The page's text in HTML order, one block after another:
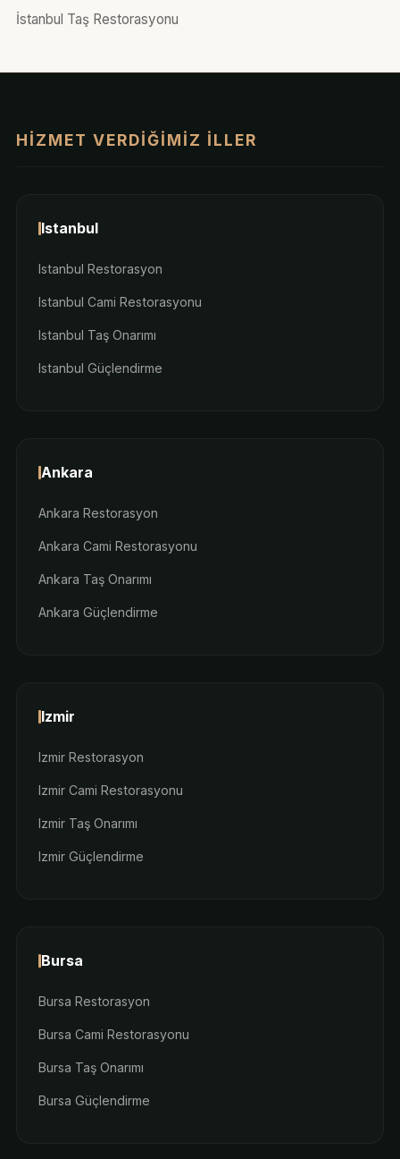
İstanbul Taş Restorasyonu
HIZMET VERDIĞIMIZ İLLER
Istanbul
Istanbul Restorasyon
Istanbul Cami Restorasyonu
Istanbul Taş Onarımı
Istanbul Güçlendirme
Ankara
Ankara Restorasyon
Ankara Cami Restorasyonu
Ankara Taş Onarımı
Ankara Güçlendirme
Izmir
Izmir Restorasyon
Izmir Cami Restorasyonu
Izmir Taş Onarımı
Izmir Güçlendirme
Bursa
Bursa Restorasyon
Bursa Cami Restorasyonu
Bursa Taş Onarımı
Bursa Güçlendirme